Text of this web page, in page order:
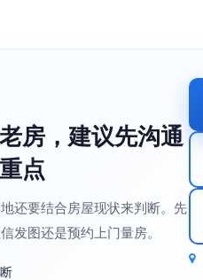
房，建议先沟通
点
还要结合房屋现状来判断。先
发图还是预约上门量房。